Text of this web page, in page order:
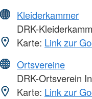
Kleiderkammer
DRK-
Karte: Link zur
Ortsvereine
DRK-Ortsverein
Karte: Link zur